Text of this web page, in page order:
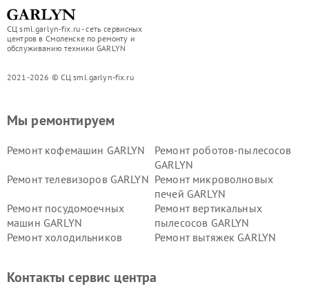
СЦ sml.garlyn-fix.ru - сеть сервисных
центров в Смоленске по ремонту и
обслуживанию техники GARLYN
2021-2026 © СЦ sml.garlyn-fix.ru
Мы ремонтируем
Ремонт кофемашин GARLYN
Ремонт роботов-пылесосов
GARLYN
Ремонт телевизоров GARLYN Ремонт микроволновых
печей GARLYN
Ремонт посудомоечных
машин GARLYN
Ремонт вертикальных
пылесосов GARLYN
Ремонт холодильников
Ремонт вытяжек GARLYN
стеклоочистителей GARLYN
GARLYN
Контакты сервис центра